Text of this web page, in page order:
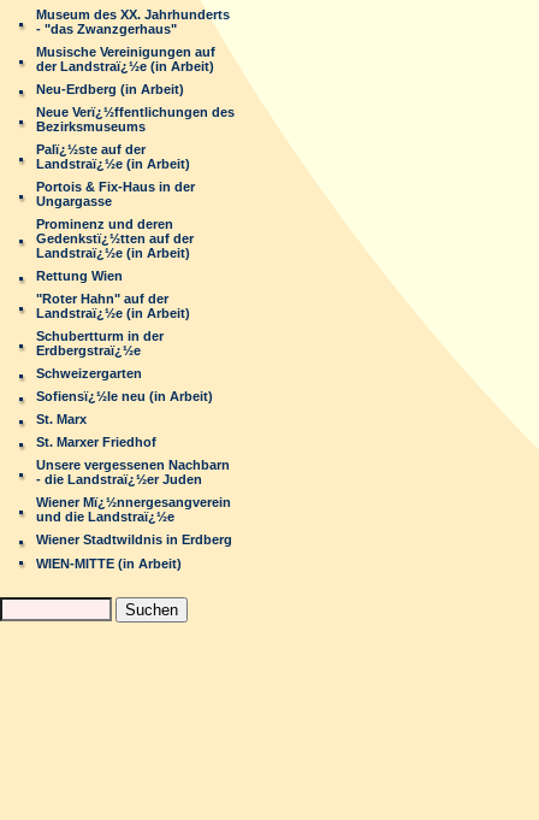
Museum des XX. Jahrhunderts
- "das Zwanzgerhaus"
Musische Vereinigungen auf
der Landstraï¿½e (in Arbeit)
Neu-Erdberg (in Arbeit)
Neue Verï¿½ffentlichungen des
Bezirksmuseums
Palï¿½ste auf der
Landstraï¿½e (in Arbeit)
Portois & Fix-Haus in der
Ungargasse
Prominenz und deren
Gedenkstï¿½tten auf der
Landstraï¿½e (in Arbeit)
Rettung Wien
"Roter Hahn" auf der
Landstraï¿½e (in Arbeit)
Schubertturm in der
Erdbergstraï¿½e
Schweizergarten
Sofiensï¿½le neu (in Arbeit)
St. Marx
St. Marxer Friedhof
Unsere vergessenen Nachbarn
- die Landstraï¿½er Juden
Wiener Mï¿½nnergesangverein
und die Landstraï¿½e
Wiener Stadtwildnis in Erdberg
WIEN-MITTE (in Arbeit)